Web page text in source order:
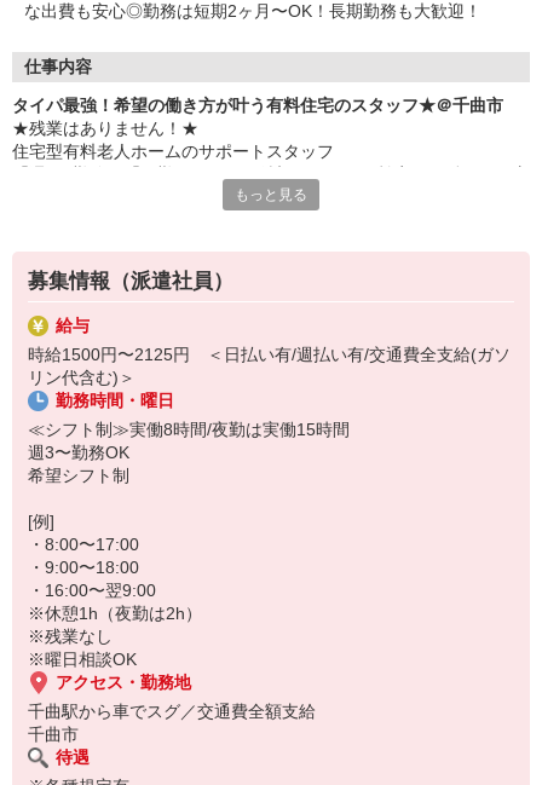
な出費も安心◎勤務は短期2ヶ月〜OK！長期勤務も大歓迎！
仕事内容
タイパ最強！希望の働き方が叶う有料住宅のスタッフ★＠千曲市
★残業はありません！★
住宅型有料老人ホームのサポートスタッフ
・お部屋の掃除
・簡単な書類の整理
・日常生活の見守り
・食事や着替え時など、必要に応じた生活介助
・お話し相手 など
≪働きやすさバツグン！≫
時間通りの交代を徹底しているため、定時になったら即退勤◎
仕事終わりのプライベートや、家庭・Wワークとの両立もバッチリ
です！
もっと見る
募集情報（派遣社員）
給与
時給1500円〜2125円 ＜日払い有/週払い有/交通費全支給(ガソ
リン代含む)＞
勤務時間・曜日
≪シフト制≫実働8時間/夜勤は実働15時間
週3〜勤務OK
希望シフト制
[例]
・8:00〜17:00
・9:00〜18:00
・16:00〜翌9:00
※休憩1h（夜勤は2h）
※残業なし
※曜日相談OK
アクセス・勤務地
千曲駅から車でスグ／交通費全額支給
千曲市
待遇